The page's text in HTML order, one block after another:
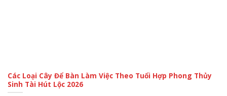
Các Loại Cây Để Bàn Làm Việc Theo Tuổi Hợp Phong Thủy
Sinh Tài Hút Lộc 2026